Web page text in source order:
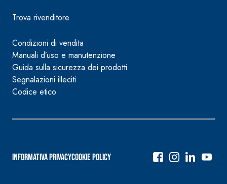
Trova rivenditore
Condizioni di vendita
Manuali d’uso e manutenzione
Guida sulla sicurezza dei prodotti
Segnalazioni illeciti
Codice etico
Informativa PrivacyCookie Policy